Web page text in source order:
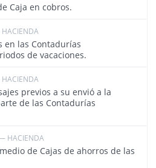
Caja en cobros.
en las Contadurías
de vacaciones.
previos a su envió a la
de las Contadurías
HACIENDA
de Cajas de ahorros de las